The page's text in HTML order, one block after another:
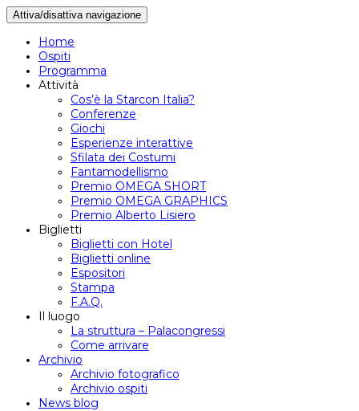
Attiva/disattiva navigazione
Home
Ospiti
Programma
Attività
Cos’è la Starcon Italia?
Conferenze
Giochi
Esperienze interattive
Sfilata dei Costumi
Fantamodellismo
Premio OMEGA SHORT
Premio OMEGA GRAPHICS
Premio Alberto Lisiero
Biglietti
Biglietti con Hotel
Biglietti online
Espositori
Stampa
F.A.Q.
Il luogo
La struttura – Palacongressi
Come arrivare
Archivio
Archivio fotografico
Archivio ospiti
News blog